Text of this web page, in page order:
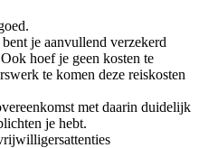
je aanvullend verzekerd
hoef je geen kosten te
te komen deze reiskosten
met daarin duidelijk
je hebt.